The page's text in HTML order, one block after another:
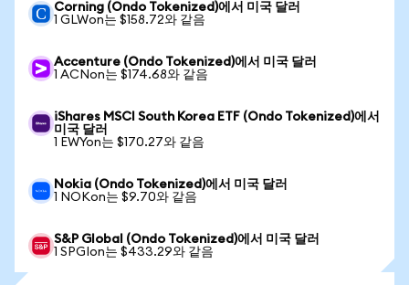
Corning (Ondo Tokenized)에서 미국 달러
1 GLWon는 $158.72와 같음
Accenture (Ondo Tokenized)에서 미국 달러
1 ACNon는 $174.68와 같음
iShares MSCI South Korea ETF (Ondo Tokenized)에서
미국 달러
1 EWYon는 $170.27와 같음
Nokia (Ondo Tokenized)에서 미국 달러
1 NOKon는 $9.70와 같음
S&P Global (Ondo Tokenized)에서 미국 달러
1 SPGIon는 $433.29와 같음